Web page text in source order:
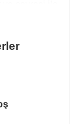
sonra
yüzyıldan
Anadolu'da
Haydarîlik